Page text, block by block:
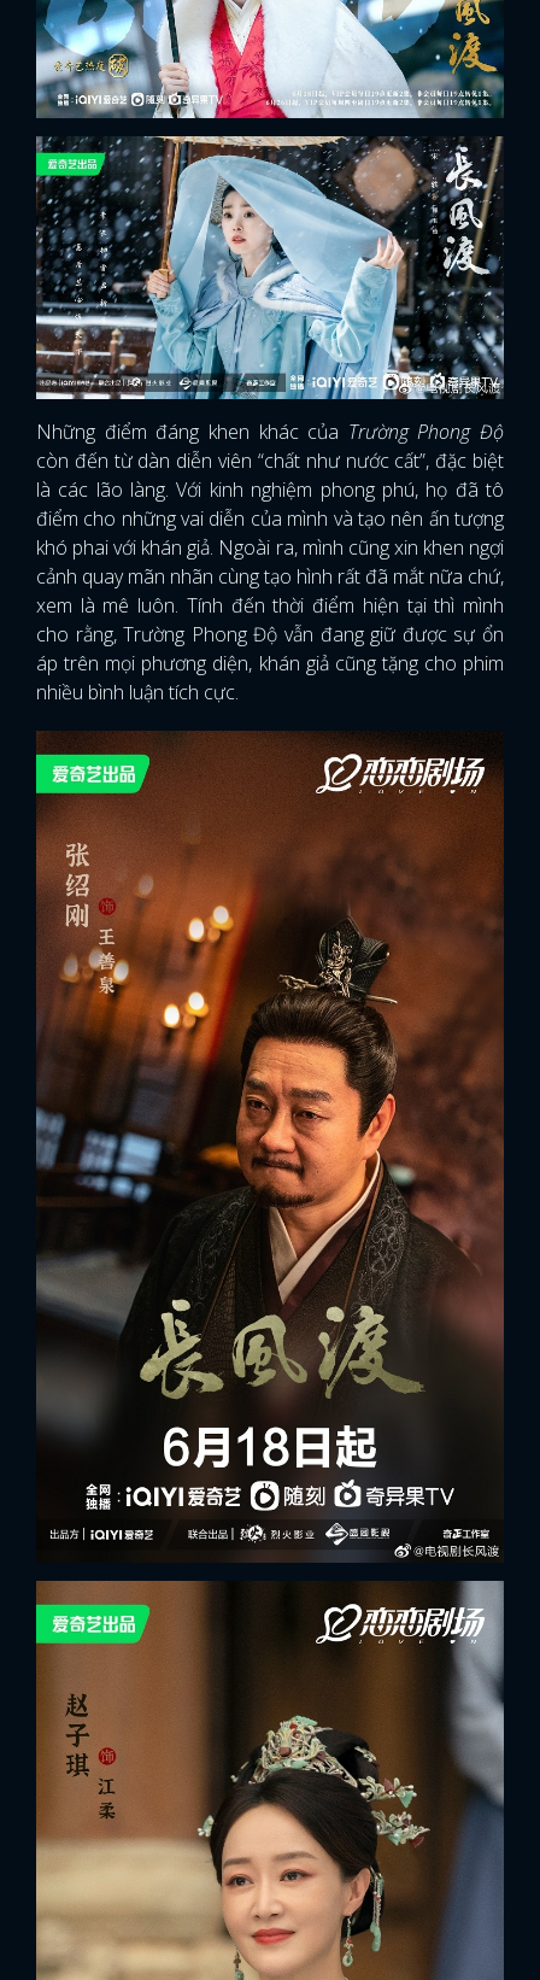
Những điểm đáng khen khác của Trường Phong Độ
còn đến từ dàn diễn viên “chất như nước cất”, đặc biệt
là các lão làng. Với kinh nghiệm phong phú, họ đã tô
điểm cho những vai diễn của mình và tạo nên ấn tượng
khó phai với khán giả. Ngoài ra, mình cũng xin khen ngợi
cảnh quay mãn nhãn cùng tạo hình rất đã mắt nữa chứ,
xem là mê luôn. Tính đến thời điểm hiện tại thì mình
cho rằng, Trường Phong Độ vẫn đang giữ được sự ổn
áp trên mọi phương diện, khán giả cũng tặng cho phim
nhiều bình luận tích cực.